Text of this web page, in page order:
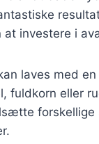
investere i
laves med
fuldkorn eller
forskellige